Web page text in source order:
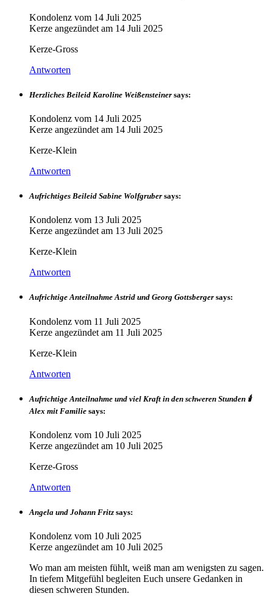
Kondolenz vom 14 Juli 2025
Kerze angezündet am 14 Juli 2025
Kerze-Gross
Antworten
Herzliches Beileid Karoline Weißensteiner says:
Kondolenz vom 14 Juli 2025
Kerze angezündet am 14 Juli 2025
Kerze-Klein
Antworten
Aufrichtiges Beileid Sabine Wolfgruber says:
Kondolenz vom 13 Juli 2025
Kerze angezündet am 13 Juli 2025
Kerze-Klein
Antworten
Aufrichtige Anteilnahme Astrid und Georg Gottsberger says:
Kondolenz vom 11 Juli 2025
Kerze angezündet am 11 Juli 2025
Kerze-Klein
Antworten
Aufrichtige Anteilnahme und viel Kraft in den schweren Stunden 🕯️
Alex mit Familie says:
Kondolenz vom 10 Juli 2025
Kerze angezündet am 10 Juli 2025
Kerze-Gross
Antworten
Angela und Johann Fritz says:
Kondolenz vom 10 Juli 2025
Kerze angezündet am 10 Juli 2025
Wo man am meisten fühlt, weiß man am wenigsten zu sagen.
In tiefem Mitgefühl begleiten Euch unsere Gedanken in
diesen schweren Stunden.